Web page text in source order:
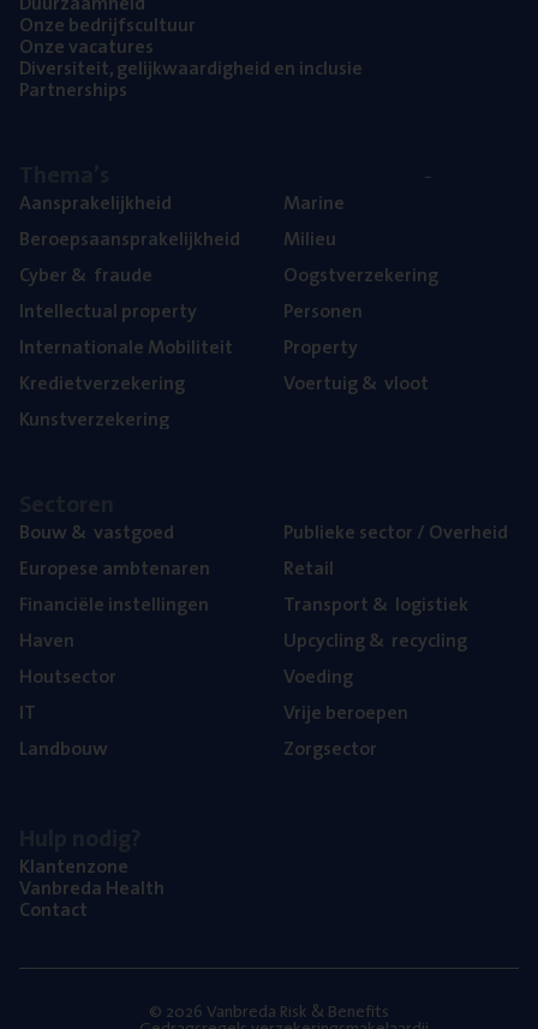
Onze bedrijfs­cul­tuur
Onze vaca­tu­res
Diver­si­teit, gelijk­waar­dig­heid en inclusie
Part­ner­ships
Aan­spra­ke­lijk­heid
Beroeps­aan­spra­ke­lijk­heid
Cyber& fraude
Intel­lec­tu­al property
Inter­na­ti­o­na­le Mobiliteit
Kre­diet­ver­ze­ke­ring
Kunst­ver­ze­ke­ring
Mari­ne
Mili­eu
Oogst­ver­ze­ke­ring
Per­so­nen
Pro­per­ty
Voer­tuig& vloot
Bouw& vastgoed
Euro­pe­se ambtenaren
Finan­ci­ë­le instellingen
Haven
Hout­sec­tor
IT
Land­bouw
Publie­ke sec­tor / Overheid
Retail
Trans­port& logistiek
Upcy­cling& recycling
Voe­ding
Vrije beroe­pen
Zorg­sec­tor
Klan­ten­zo­ne
Van­b­re­da Health
Con­tact
© 2026 Vanbreda Risk & Benefits